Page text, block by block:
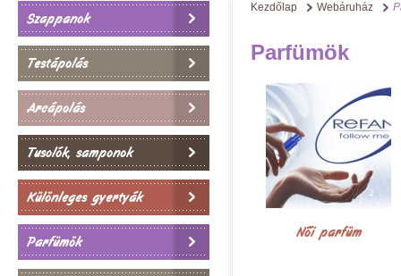
Szappanok
Testápolás
Arcápolás
Tusolók, samponok
Különleges gyertyák
Parfümök
Kezdőlap Webáruház
Parfümök
Női parfüm